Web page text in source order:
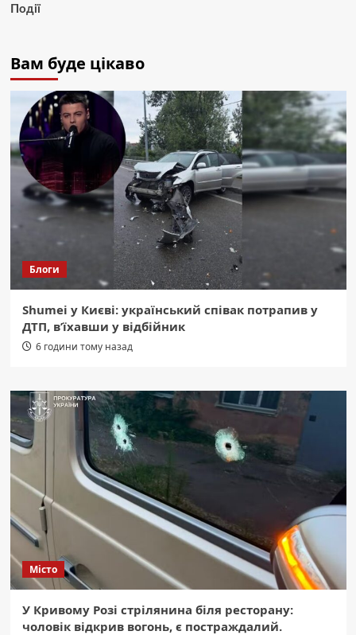
Події
Вам буде цікаво
Блоги
Shumei у Києві: український співак потрапив у
ДТП, в’їхавши у відбійник
6 години тому назад
Місто
У Кривому Розі стрілянина біля ресторану:
чоловік відкрив вогонь, є постраждалий.